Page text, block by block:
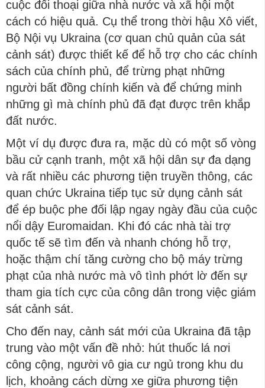
cuộc đối thoại giữa nhà nước và xã hội một
cách có hiệu quả. Cụ thể trong thời hậu Xô viết,
Bộ Nội vụ Ukraina (cơ quan chủ quản của sát
cảnh sát) được thiết kế để hỗ trợ cho các chính
sách của chính phủ, để trừng phạt những
người bất đồng chính kiến và để chứng minh
những gì mà chính phủ đã đạt được trên khắp
đất nước.
Một ví dụ được đưa ra, mặc dù có một số vòng
bầu cử cạnh tranh, một xã hội dân sự đa dạng
và rất nhiều các phương tiện truyền thông, các
quan chức Ukraina tiếp tục sử dụng cảnh sát
để ép buộc phe đối lập ngay ngày đầu của cuộc
nổi dậy Euromaidan. Khi đó các nhà tài trợ
quốc tế sẽ tìm đến và nhanh chóng hỗ trợ,
hoặc thậm chí tăng cường cho bộ máy trừng
phạt của nhà nước mà vô tình phớt lờ đến sự
tham gia tích cực của công dân trong việc giám
sát cảnh sát.
Cho đến nay, cảnh sát mới của Ukraina đã tập
trung vào một vấn đề nhỏ: hút thuốc lá nơi
công cộng, người vô gia cư ngủ trong khu du
lịch, khoảng cách dừng xe giữa phương tiện